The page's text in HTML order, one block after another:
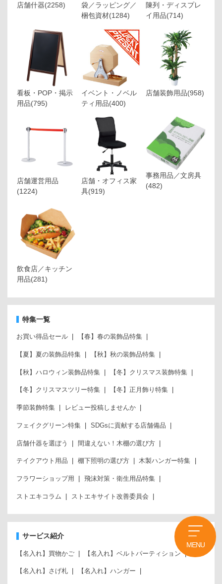
MENU
店舗什器(2258)
袋／ラッピング／
梱包資材(1284)
陳列・ディスプレ
イ用品(714)
看板・POP・掲示
用品(795)
イベント・ノベル
ティ用品(400)
店舗装飾用品(958)
店舗運営用品
(1224)
店舗・オフィス家
具(919)
事務用品／文房具
(482)
飲食店／キッチン
用品(281)
特集一覧
お買い得品セール 【春】春の装飾品特集
【夏】夏の装飾品特集 【秋】秋の装飾品特集
【秋】ハロウィン装飾品特集 【冬】クリスマス装飾特集
【冬】クリスマスツリー特集 【冬】正月飾り特集
季節装飾特集 レビュー投稿しませんか
フェイクグリーン特集 SDGsに貢献する店舗備品
店舗什器を選ぼう 間違えない！木棚の選び方
テイクアウト用品 棚下照明の選び方 木製ハンガー特集
フラワーショップ用 飛沫対策・衛生用品特集
ストエキコラム ストエキサイト改善委員会
サービス紹介
【名入れ】買物かご 【名入れ】ベルトパーティション
【名入れ】さげ札 【名入れ】ハンガー